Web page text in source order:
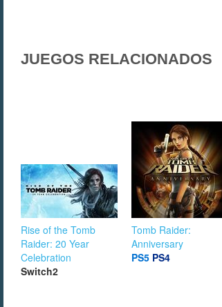
JUEGOS RELACIONADOS
Rise of the Tomb
Raider: 20 Year
Celebration
Switch2
Tomb Raider:
Anniversary
PS5 PS4